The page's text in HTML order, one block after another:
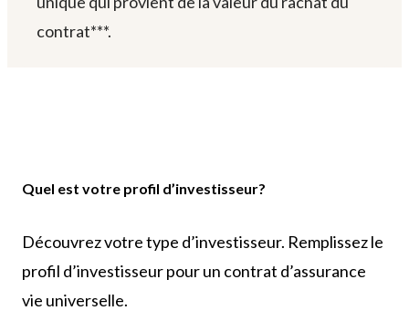
contrat***.
Quel est votre profil d’investisseur?
Découvrez votre type d’investisseur. Remplissez le
profil d’investisseur pour un contrat d’assurance
vie universelle.